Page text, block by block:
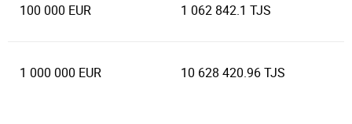
100 000 EUR 1 062 842.1 TJS
1 000 000 EUR 10 628 420.96 TJS